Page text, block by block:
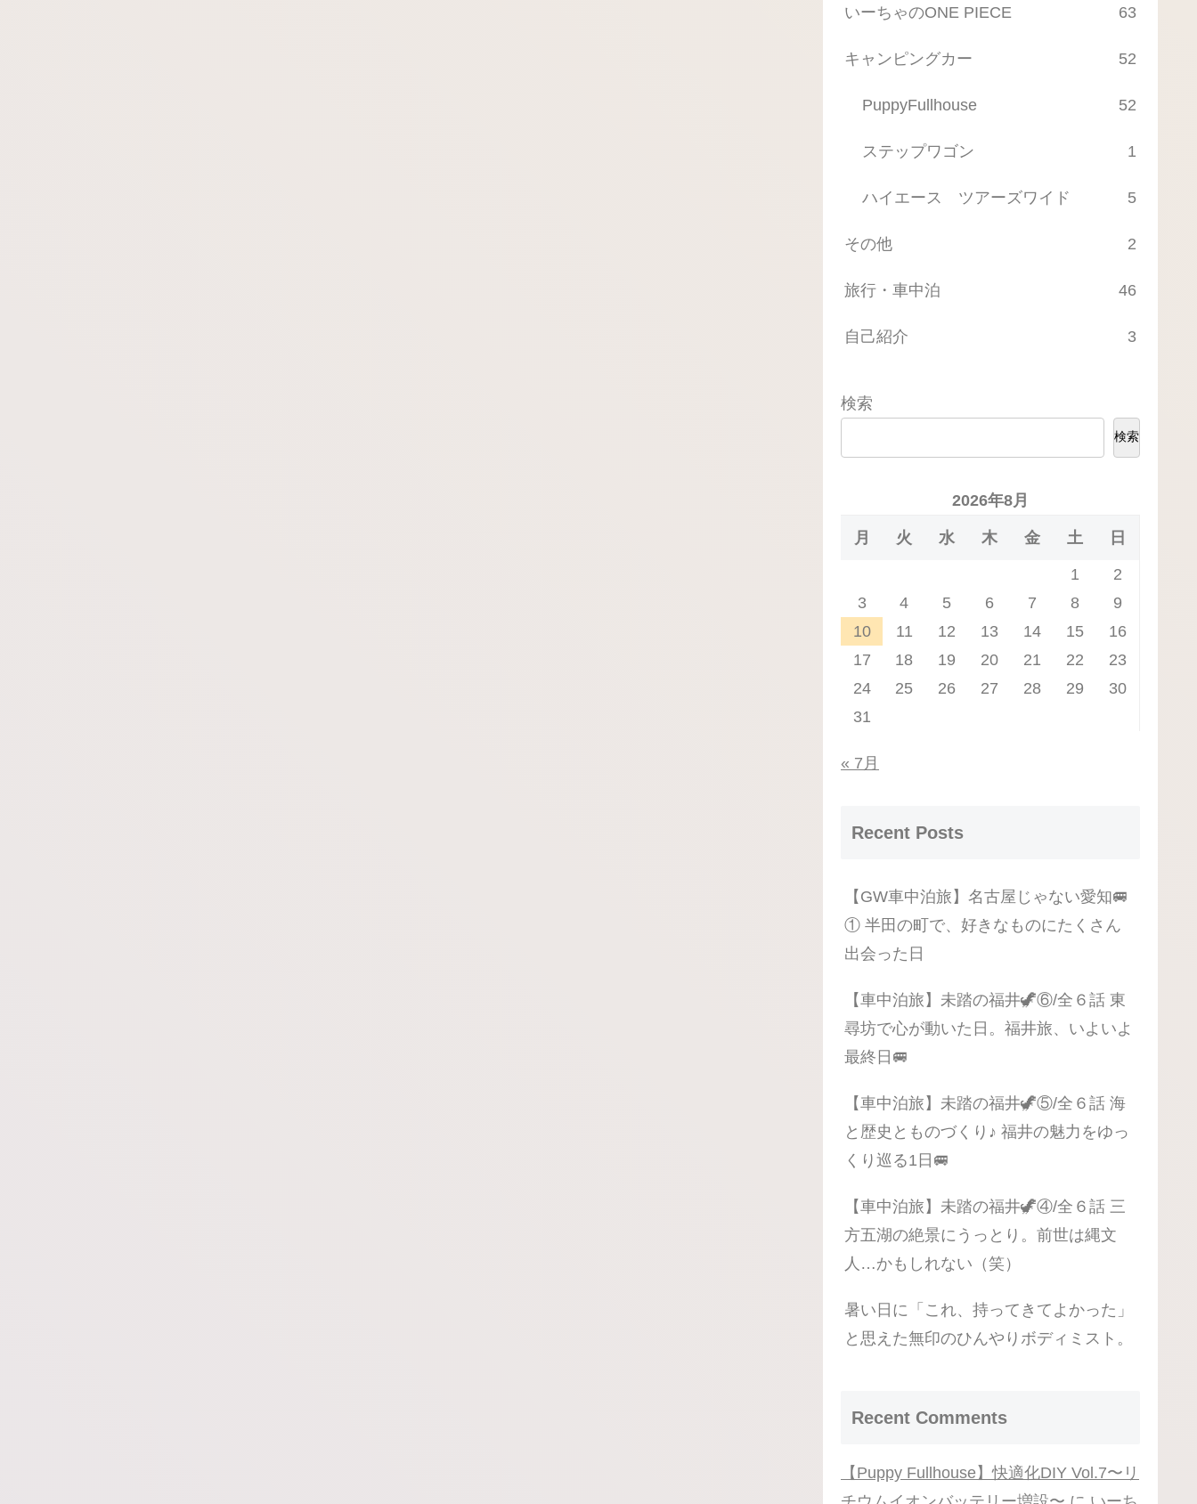
いーちゃのONE PIECE 63
キャンピングカー 52
PuppyFullhouse 52
ステップワゴン 1
ハイエース ツアーズワイド 5
その他 2
旅行・車中泊 46
自己紹介 3
検索
検索
2026年8月
月 火 水 木 金 土 日
1
2
3
4 5 6 7 8
9
10
11 12 13 14 15
16
17
18 19 20 21 22
23
24
25 26 27 28 29
30
31
« 7月
Recent Posts
【GW車中泊旅】名古屋じゃない愛知🚐
① 半田の町で、好きなものにたくさん
出会った日
【車中泊旅】未踏の福井🦖⑥/全６話 東
尋坊で心が動いた日。福井旅、いよいよ
最終日🚐
【車中泊旅】未踏の福井🦖⑤/全６話 海
と歴史とものづくり♪ 福井の魅力をゆっ
くり巡る1日🚐
【車中泊旅】未踏の福井🦖④/全６話 三
方五湖の絶景にうっとり。前世は縄文
人…かもしれない（笑）
暑い日に「これ、持ってきてよかった」
と思えた無印のひんやりボディミスト。
Recent Comments
【Puppy Fullhouse】快適化DIY Vol.7〜リ